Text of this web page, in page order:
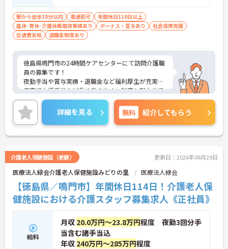
駅から徒歩10分以内 車通勤可
年間休日110日以上
産休･育休･介護休暇取得実績あり
ボーナス・賞与あり
社会保険完備
交通費支給
退職金制度あり
徳島県鳴門市の24時間ケアセンターにて訪問介護職
員の募集です！
夜勤手当や賞与実績・退職金など福利厚生が充実。
子育て支援手当など長く働きやすい制度も魅力的で
す。
ご興味がある方は、ご面接のポイントをお伝えしま
すので、お気軽にお問い合わせください。
詳細を見る 無料 紹介してもらう
介護老人保健施設（老健） 更新日：2026年06月29日
医療法人緑会介護老人保健施設みどりの里 医療法人緑会
【徳島県／鳴門市】年間休日114日！介護老人保
健施設における介護スタッフ募集求人《正社員》
給料
月収 20.0万円～23.8万円程度 夜勤3回分手
当含む諸手当込
年収 240万円～285万円程度